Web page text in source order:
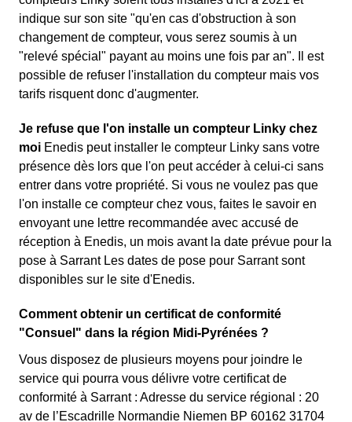
indique sur son site "qu'en cas d'obstruction à son
changement de compteur, vous serez soumis à un
"relevé spécial" payant au moins une fois par an". Il est
possible de refuser l'installation du compteur mais vos
tarifs risquent donc d'augmenter.
Je refuse que l'on installe un compteur Linky chez
moi Enedis peut installer le compteur Linky sans votre
présence dès lors que l'on peut accéder à celui-ci sans
entrer dans votre propriété. Si vous ne voulez pas que
l'on installe ce compteur chez vous, faites le savoir en
envoyant une lettre recommandée avec accusé de
réception à Enedis, un mois avant la date prévue pour la
pose à Sarrant Les dates de pose pour Sarrant sont
disponibles sur le site d'Enedis.
Comment obtenir un certificat de conformité
"Consuel" dans la région Midi-Pyrénées ?
Vous disposez de plusieurs moyens pour joindre le
service qui pourra vous délivre votre certificat de
conformité à Sarrant : Adresse du service régional : 20
av de l’Escadrille Normandie Niemen BP 60162 31704